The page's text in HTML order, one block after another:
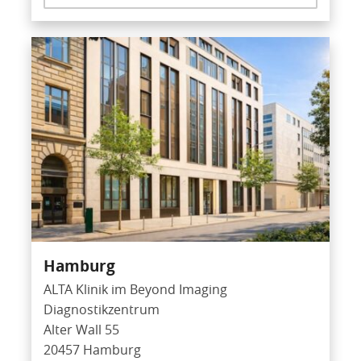
Hamburg
ALTA Klinik im Beyond Imaging
Diagnostikzentrum
Alter Wall 55
20457 Hamburg